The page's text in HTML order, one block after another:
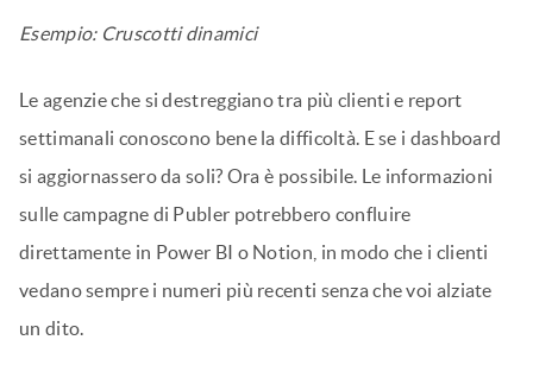
inoltre possibile attivare azioni, come la condivisione
determinato livello di coinvolgimento.